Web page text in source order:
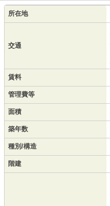
所在地
交通
賃料
管理費等
面積
築年数
種別/構造
階建